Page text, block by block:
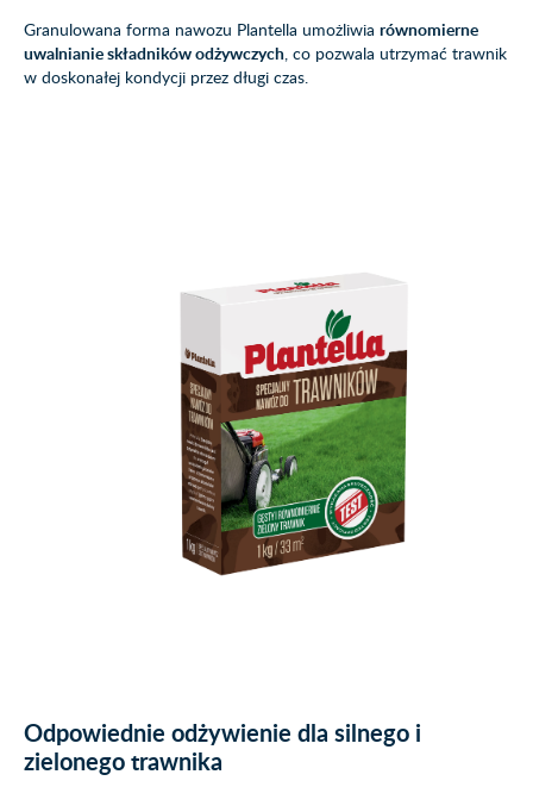
Granulowana forma nawozu Plantella umożliwia równomierne
uwalnianie składników odżywczych, co pozwala utrzymać trawnik
w doskonałej kondycji przez długi czas.
Odpowiednie odżywienie dla silnego i
zielonego trawnika